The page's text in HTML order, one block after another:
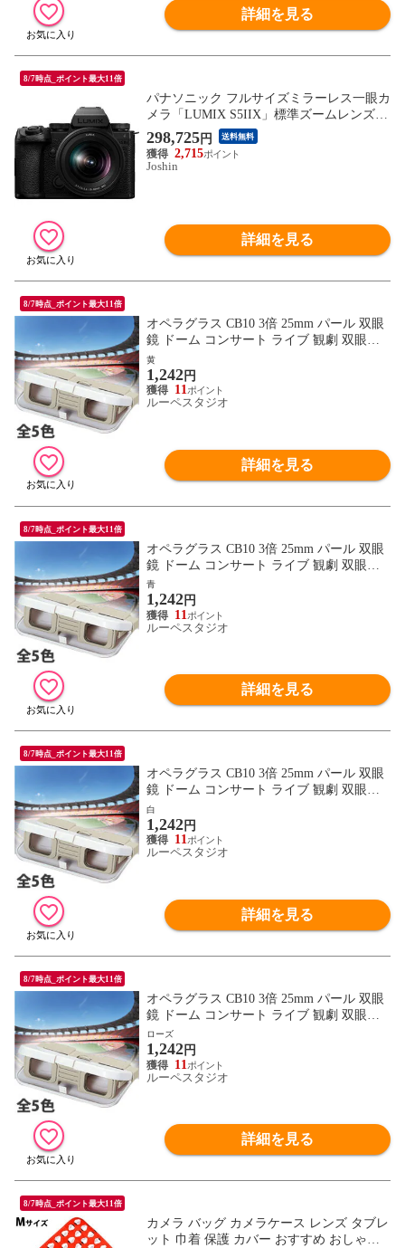
詳細を見る
8/7時点_ポイント最大11倍
パナソニック フルサイズミラーレス一眼カ
メラ「LUMIX S5IIX」標準ズームレンズキ
ット Panasonic DC-S5M2XK 【返品種別A】
298,725円 送料無料
2,715
Joshin
詳細を見る
8/7時点_ポイント最大11倍
オペラグラス CB10 3倍 25mm パール 双眼
鏡 ドーム コンサート ライブ 観劇 双眼鏡
コンサート オペラグラス 観察 スポーツ観
戦
黄
1,242円
11
ルーペスタジオ
詳細を見る
8/7時点_ポイント最大11倍
オペラグラス CB10 3倍 25mm パール 双眼
鏡 ドーム コンサート ライブ 観劇 双眼鏡
コンサート オペラグラス 観察 スポーツ観
戦
青
1,242円
11
ルーペスタジオ
詳細を見る
8/7時点_ポイント最大11倍
オペラグラス CB10 3倍 25mm パール 双眼
鏡 ドーム コンサート ライブ 観劇 双眼鏡
コンサート オペラグラス 観察 スポーツ観
戦
白
1,242円
11
ルーペスタジオ
詳細を見る
8/7時点_ポイント最大11倍
オペラグラス CB10 3倍 25mm パール 双眼
鏡 ドーム コンサート ライブ 観劇 双眼鏡
コンサート オペラグラス 観察 スポーツ観
戦
ローズ
1,242円
11
ルーペスタジオ
詳細を見る
8/7時点_ポイント最大11倍
カメラ バッグ カメラケース レンズ タブレ
ット 巾着 保護 カバー おすすめ おしゃれ